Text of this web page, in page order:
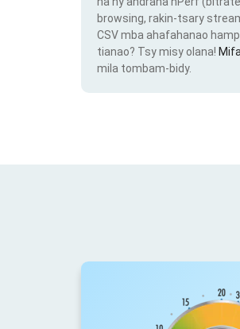
browsing, rakin-tsary
CSV mba ahafahanao
tianao? Tsy misy olana!
mila tombam-bidy.